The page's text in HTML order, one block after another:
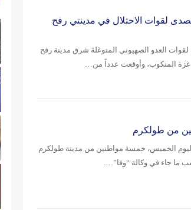
لقوات الاحتلال في مدينتي رفح
العدو الصهيوني المتوغلة شرق مدينة رفح
المنكوب، وأوقعت عدداً من…
اليوم الخميس، خمسة مواطنين من مدينة طولكرم
ما جاء في وكالة “وفا”….